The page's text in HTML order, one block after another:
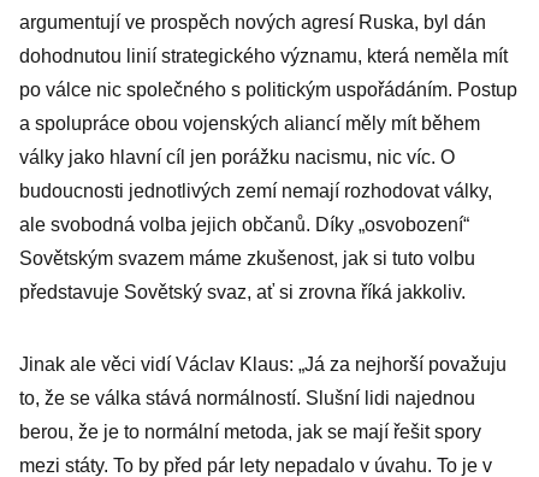
argumentují ve prospěch nových agresí Ruska, byl dán
dohodnutou linií strategického významu, která neměla mít
po válce nic společného s politickým uspořádáním. Postup
a spolupráce obou vojenských aliancí měly mít během
války jako hlavní cíl jen porážku nacismu, nic víc. O
budoucnosti jednotlivých zemí nemají rozhodovat války,
ale svobodná volba jejich občanů. Díky „osvobození“
Sovětským svazem máme zkušenost, jak si tuto volbu
představuje Sovětský svaz, ať si zrovna říká jakkoliv.
Jinak ale věci vidí Václav Klaus: „Já za nejhorší považuju
to, že se válka stává normálností. Slušní lidi najednou
berou, že je to normální metoda, jak se mají řešit spory
mezi státy. To by před pár lety nepadalo v úvahu. To je v